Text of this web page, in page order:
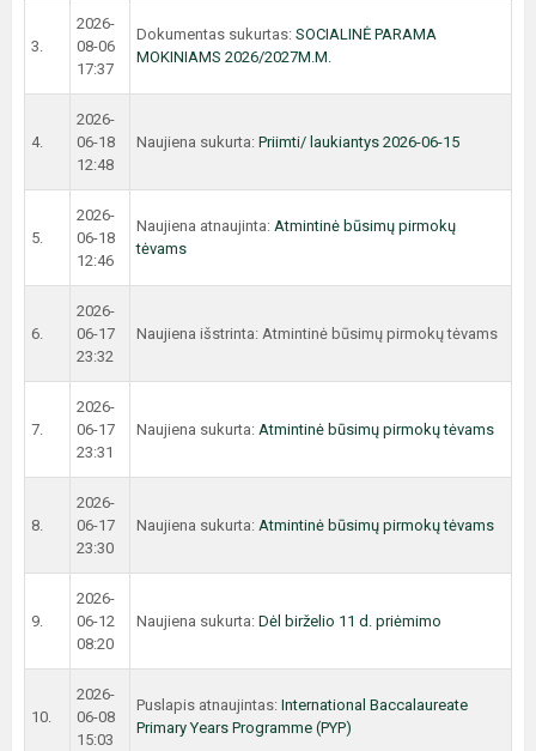
3.
2026-
08-06
17:37
Dokumentas sukurtas: SOCIALINĖ PARAMA
MOKINIAMS 2026/2027M.M.
4.
2026-
06-18
12:48
Naujiena sukurta: Priimti/ laukiantys 2026-06-15
5.
2026-
06-18
12:46
Naujiena atnaujinta: Atmintinė būsimų pirmokų
tėvams
6.
2026-
06-17
23:32
Naujiena išstrinta: Atmintinė būsimų pirmokų tėvams
7.
2026-
06-17
23:31
Naujiena sukurta: Atmintinė būsimų pirmokų tėvams
8.
2026-
06-17
23:30
Naujiena sukurta: Atmintinė būsimų pirmokų tėvams
9.
2026-
06-12
08:20
Naujiena sukurta: Dėl birželio 11 d. priėmimo
10.
2026-
06-08
15:03
Puslapis atnaujintas: International Baccalaureate
Primary Years Programme (PYP)